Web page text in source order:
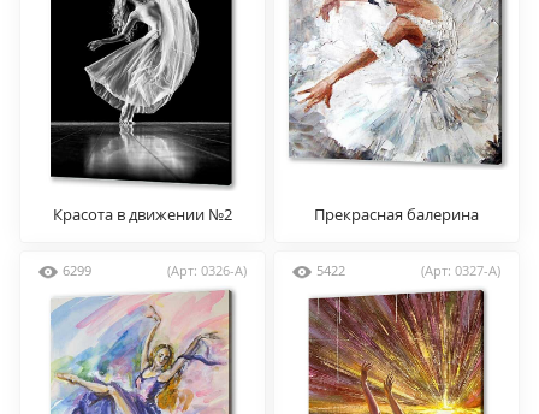
Красота в движении №2 Прекрасная балерина
6299 (Арт: 0326-A) 5422 (Арт: 0327-A)